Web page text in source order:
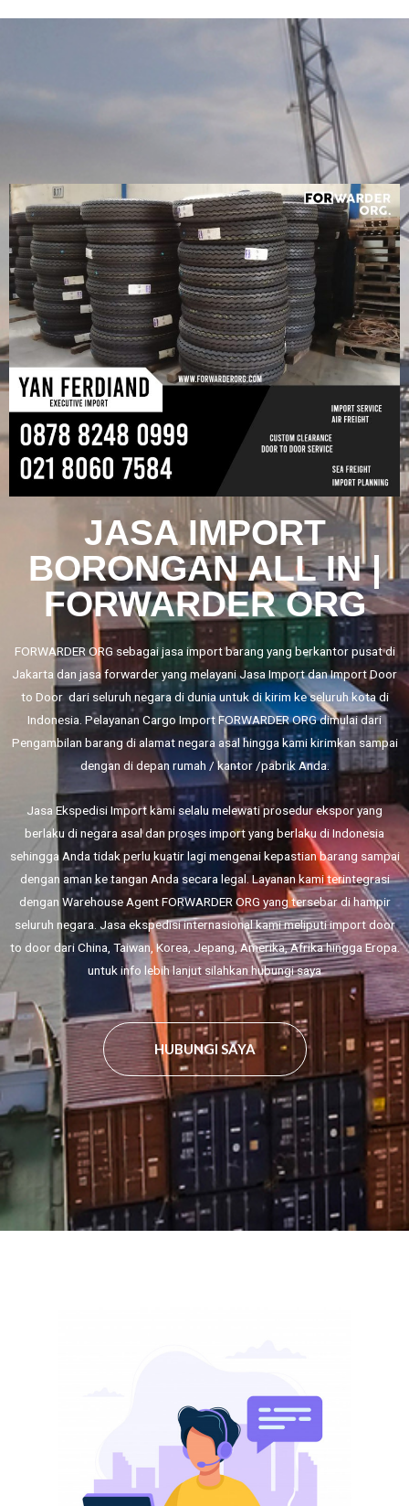
JASA IMPORT
BORONGAN ALL IN |
FORWARDER ORG
FORWARDER ORG sebagai jasa import barang yang berkantor pusat di
Jakarta dan jasa forwarder yang melayaniJasa ImportdanImport Door
to Doordari seluruh negara di dunia untuk di kirim ke seluruh kota di
Indonesia. Pelayanan Cargo Import FORWARDER ORG dimulai dari
Pengambilan barang di alamat negara asal hingga kami kirimkan sampai
dengan di depan rumah / kantor /pabrik Anda.
Jasa Ekspedisi Import kami selalu melewati prosedur ekspor yang
berlaku di negara asal dan proses import yang berlaku di Indonesia
sehingga Anda tidak perlu kuatir lagi mengenai kepastian barang sampai
dengan aman ke tangan Anda secara legal. Layanan kami terintegrasi
dengan Warehouse Agent FORWARDER ORG yang tersebar di hampir
seluruh negara. Jasa ekspedisi internasional kami meliputi import door
to door dari China, Taiwan, Korea, Jepang, Amerika, Afrika hingga Eropa.
untuk info lebih lanjut silahkan hubungi saya
HUBUNGI SAYA